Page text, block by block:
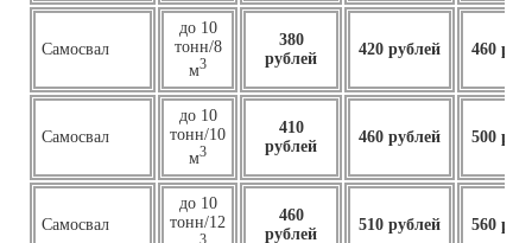
Самосвал
до 10
тонн/8
м3
380
рублей
420 рублей 460
Самосвал
до 10
тонн/10
м3
410
рублей
460 рублей 500
Самосвал
до 10
тонн/12
3
460
рублей
510 рублей 560